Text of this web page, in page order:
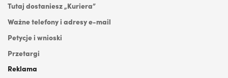
Tutaj dostaniesz „Kuriera”
Ważne telefony i adresy e-mail
Petycje i wnioski
Przetargi
Reklama